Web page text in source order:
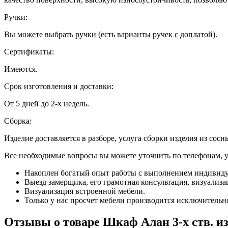
Ручки:
Вы можете выбрать ручки (есть варианты ручек с доплатой).
Сертификаты:
Имеются.
Срок изготовления и доставки:
От 5 дней до 2-х недель.
Сборка:
Изделие доставляется в разборе, услуга сборки изделия из
Все необходимые вопросы вы можете уточнить по телефонам,
Накоплен богатый опыт работы с выполнением
Выезд замерщика, его грамотная консультация,
Визуализация встроенной мебели.
Только у нас просчет мебели производится
Отзывы о товаре Шкаф Алан 3-х ств. из